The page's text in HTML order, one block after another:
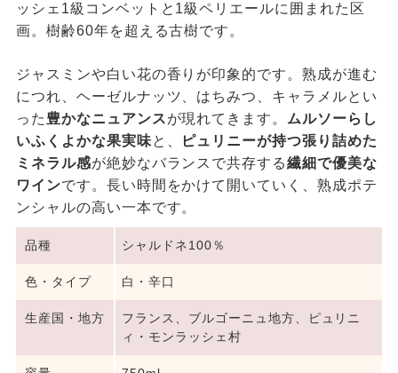
ッシェ1級コンベットと1級ペリエールに囲まれた区
画。樹齢60年を超える古樹です。
ジャスミンや白い花の香りが印象的です。熟成が進む
につれ、ヘーゼルナッツ、はちみつ、キャラメルとい
った 豊かなニュアンスが現れてきます。 ムルソーらし
いふくよかな果実味と、
ピュリニーが持つ張り詰めた
ミネラル感が絶妙なバランスで共存する繊細で優美な
ワインです。長い時間をかけて開いていく、熟成ポテ
ンシャルの高い一本です。
品種 シャルドネ100％
色・タイプ 白・辛口
生産国・地方
フランス、ブルゴーニュ地方、ピュリニ
ィ・モンラッシェ村